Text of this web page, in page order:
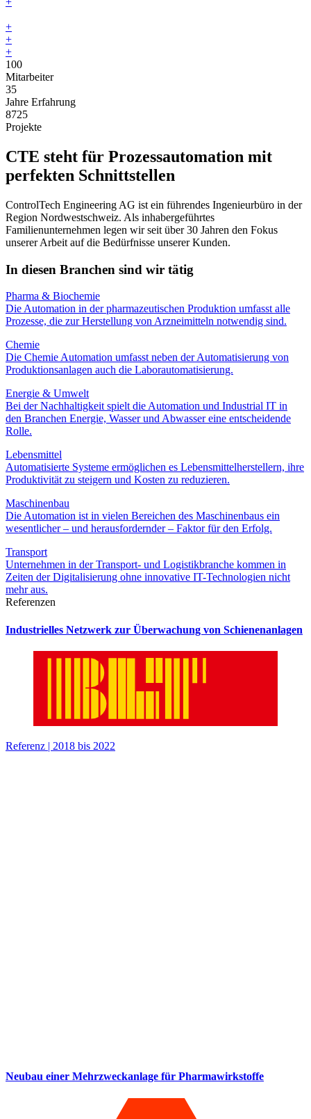
+
+
+
100
Mitarbeiter
35
Jahre Erfahrung
8725
Projekte
CTE steht für Prozessautomation mit
perfekten Schnittstellen
ControlTech Engineering AG ist ein führendes Ingenieurbüro in der
Region Nordwestschweiz. Als inhabergeführtes
Familienunternehmen legen wir seit über 30 Jahren den Fokus
unserer Arbeit auf die Bedürfnisse unserer Kunden.
In diesen Branchen sind wir tätig
Pharma & Biochemie
Die Automation in der pharmazeutischen Produktion umfasst alle
Prozesse, die zur Herstellung von Arzneimitteln notwendig sind.
Chemie
Die Chemie Automation umfasst neben der Automatisierung von
Produktionsanlagen auch die Laborautomatisierung.
Energie & Umwelt
Bei der Nachhaltigkeit spielt die Automation und Industrial IT in
den Branchen Energie, Wasser und Abwasser eine entscheidende
Rolle.
Lebensmittel
Automatisierte Systeme ermöglichen es Lebensmittelherstellern, ihre
Produktivität zu steigern und Kosten zu reduzieren.
Maschinenbau
Die Automation ist in vielen Bereichen des Maschinenbaus ein
wesentlicher – und herausfordernder – Faktor für den Erfolg.
Transport
Unternehmen in der Transport- und Logistikbranche kommen in
Zeiten der Digitalisierung ohne innovative IT-Technologien nicht
mehr aus.
Referenzen
Industrielles Netzwerk zur Überwachung von Schienenanlagen
Referenz | 2018 bis 2022
Neubau einer Mehrzweckanlage für Pharmawirkstoffe